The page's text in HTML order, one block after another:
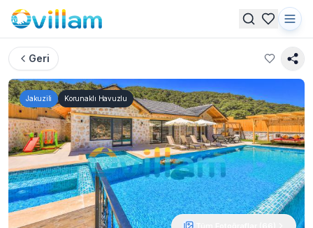
Geri
Jakuzili Korunaklı Havuzlu